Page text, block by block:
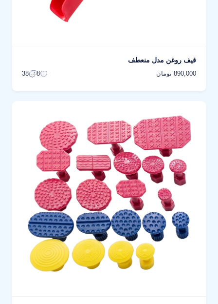
قیف روغن مدل منعطف
890,000 تومان 8
38